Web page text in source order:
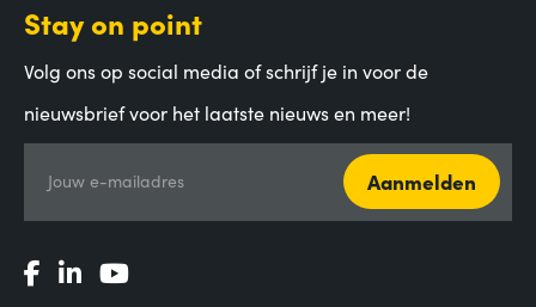
Stay on point
Volg ons op social media of schrijf je in voor de
nieuwsbrief voor het laatste nieuws en meer!
Jouw e-mailadres Aanmelden